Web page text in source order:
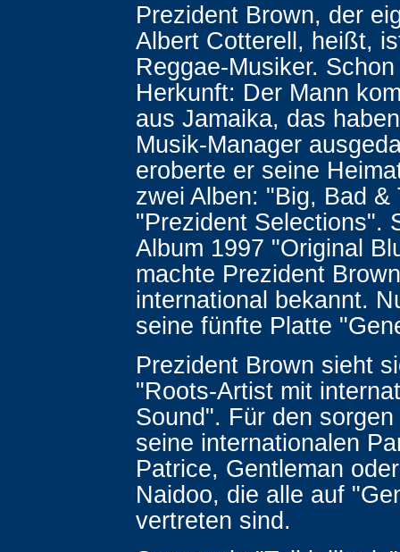
Prezident Brown, der
Albert Cotterell, heißt,
Reggae-Musiker.
Herkunft: Der Mann
aus Jamaika, das
Musik-Manager
eroberte er seine
zwei Alben: "Big, Bad &
"Prezident Selections".
Album 1997 "Original
machte Prezident
international bekannt.
seine fünfte Platte
Prezident Brown sieht
"Roots-Artist mit
Sound". Für den
seine internationalen
Patrice, Gentleman
Naidoo, die alle auf
vertreten sind.